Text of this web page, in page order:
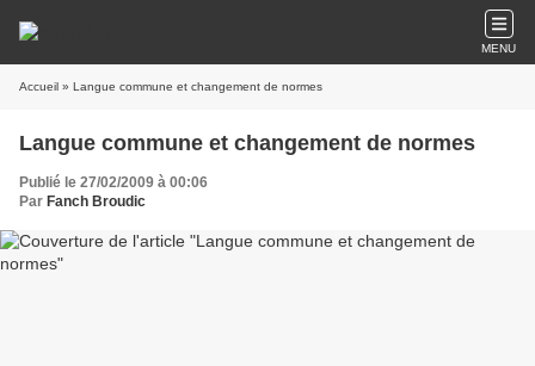
MENU
Accueil » Langue commune et changement de normes
Langue commune et changement de normes
Publié le 27/02/2009 à 00:06
Par Fanch Broudic